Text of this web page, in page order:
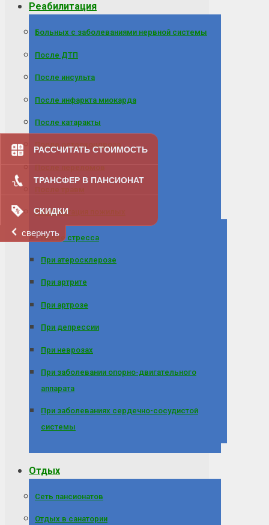
РАССЧИТАТЬ СТОИМОСТЬ
ТРАНСФЕР В ПАНСИОНАТ
СКИДКИ
свернуть
Реабилитация
Больных с заболеваниями нервной системы
После ДТП
После инсульта
После инфаркта миокарда
После катаракты
После остеохондроза
После переломов
Реабилитация пожилых
После стресса
При атеросклерозе
При артрите
При артрозе
При депрессии
При неврозах
При заболевании опорно-двигательного
аппарата
При заболеваниях сердечно-сосудистой
системы
Отдых
Сеть пансионатов
Отдых в санатории